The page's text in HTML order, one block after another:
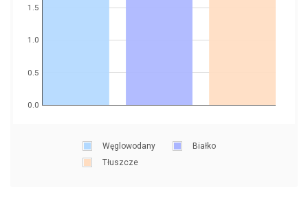
0.0
0.5
1.0
1.5
Węglowodany
Białko
Tłuszcze